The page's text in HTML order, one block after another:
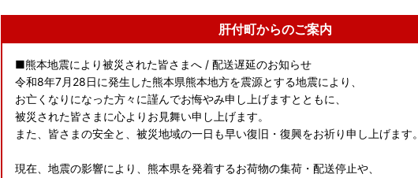
肝付町からのご案内
■熊本地震により被災された皆さまへ / 配送遅延のお知らせ
令和8年7月28日に発生した熊本県熊本地方を震源とする地震により、
お亡くなりになった方々に謹んでお悔やみ申し上げますとともに、
被災された皆さまに心よりお見舞い申し上げます。
また、皆さまの安全と、被災地域の一日も早い復旧・復興をお祈り申し上げます。
現在、地震の影響により、熊本県を発着するお荷物の集荷・配送停止や、